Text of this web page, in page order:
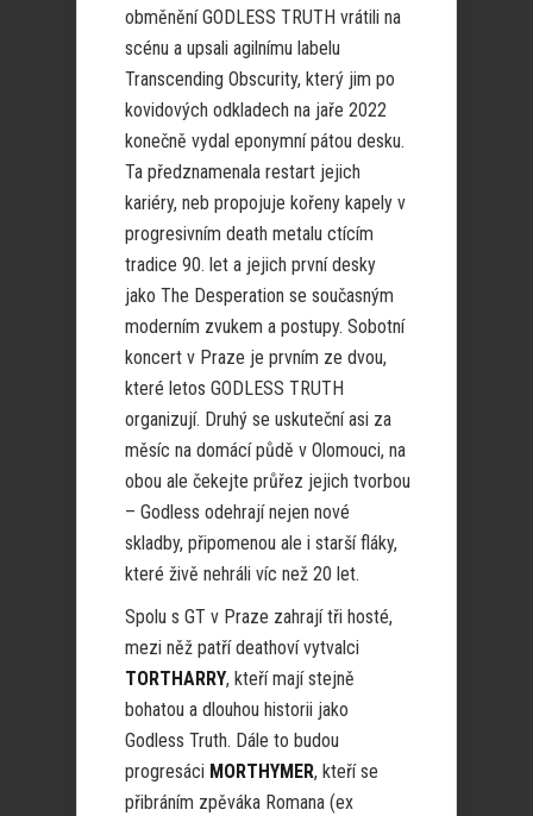
obměnění GODLESS TRUTH vrátili na
scénu a upsali agilnímu labelu
Transcending Obscurity, který jim po
kovidových odkladech na jaře 2022
konečně vydal eponymní pátou desku.
Ta předznamenala restart jejich
kariéry, neb propojuje kořeny kapely v
progresivním death metalu ctícím
tradice 90. let a jejich první desky
jako The Desperation se současným
moderním zvukem a postupy. Sobotní
koncert v Praze je prvním ze dvou,
které letos GODLESS TRUTH
organizují. Druhý se uskuteční asi za
měsíc na domácí půdě v Olomouci, na
obou ale čekejte průřez jejich tvorbou
– Godless odehrají nejen nové
skladby, připomenou ale i starší fláky,
které živě nehráli víc než 20 let.
Spolu s GT v Praze zahrají tři hosté,
mezi něž patří deathoví vytvalci
TORTHARRY, kteří mají stejně
bohatou a dlouhou historii jako
Godless Truth. Dále to budou
progresáci MORTHYMER, kteří se
přibráním zpěváka Romana (ex